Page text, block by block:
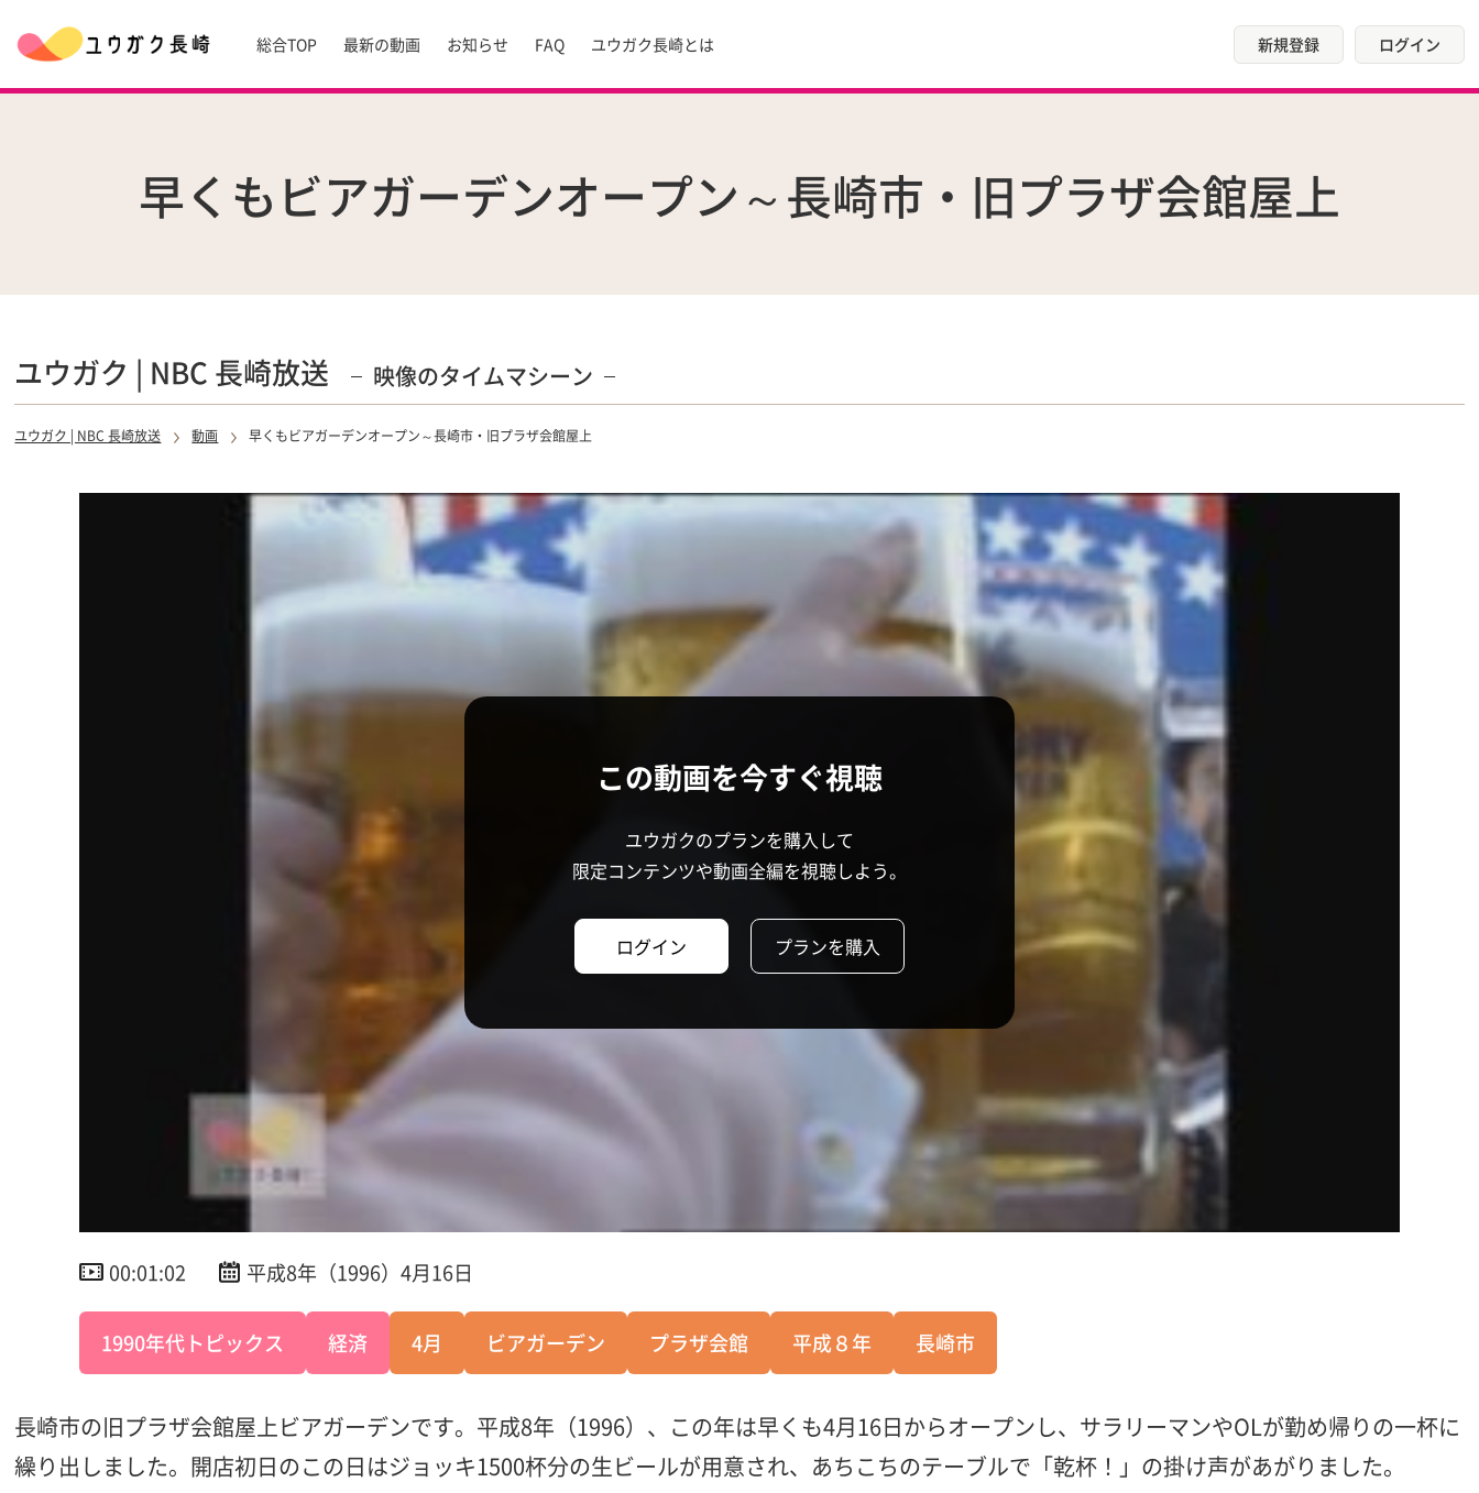
総合TOP 最新の動画 お知らせ FAQ ユウガク長崎とは 新規登録 ログイン
早くもビアガーデンオープン～長崎市・旧プラザ会館屋上
ユウガク | NBC 長崎放送 映像のタイムマシーン
ユウガク | NBC 長崎放送 動画 早くもビアガーデンオープン～長崎市・旧プラザ会館屋上
この動画を今すぐ視聴
ユウガクのプランを購入して
限定コンテンツや動画全編を視聴しよう。
ログイン プランを購入
00:01:02 平成8年（1996）4月16日
1990年代トピックス 経済 4月 ビアガーデン プラザ会館 平成８年 長崎市
長崎市の旧プラザ会館屋上ビアガーデンです。平成8年（1996）、この年は早くも4月16日からオープンし、サラリーマンやOLが勤め帰りの一杯に
繰り出しました。開店初日のこの日はジョッキ1500杯分の生ビールが用意され、あちこちのテーブルで「乾杯！」の掛け声があがりました。